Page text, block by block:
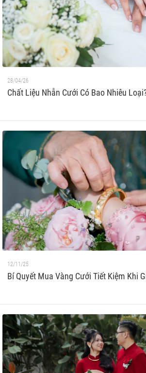
28/04/26
Chất Liệu Nhẫn Cưới Có Bao Nhiêu
12/11/25
Bí Quyết Mua Vàng Cưới Tiết Kiệm Khi